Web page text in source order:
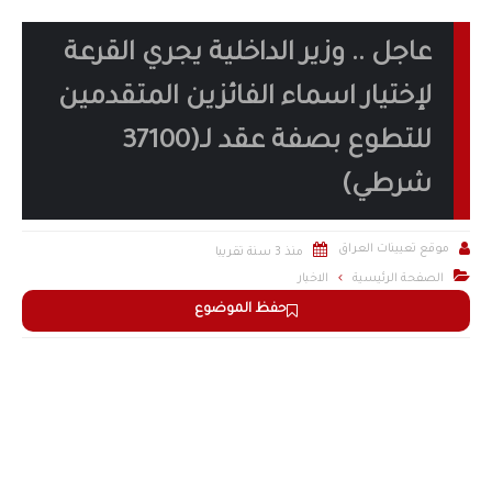
عاجل .. وزير الداخلية يجري القرعة
لإختيار اسماء الفائزين المتقدمين
للتطوع بصفة عقد لـ(37100
شرطي)
حفظ الموضوع
 موقع تعيينات العراق  منذ 3 سنة تقريبا
 الصفحة الرئيسية الاخبار